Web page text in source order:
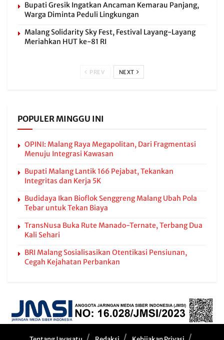
Bupati Gresik Ingatkan Ancaman Kemarau Panjang,
Warga Diminta Peduli Lingkungan
Malang Solidarity Sky Fest, Festival Layang-Layang
Meriahkan HUT ke-81 RI
PREV NEXT
POPULER MINGGU INI
OPINI: Malang Raya Megapolitan, Dari Fragmentasi
Menuju Integrasi Kawasan
Bupati Malang Lantik 166 Pejabat, Tekankan
Integritas dan Kerja 5K
Budidaya Ikan Bioflok Senggreng Malang Ubah Pola
Tebar untuk Tekan Biaya
TransNusa Buka Rute Manado-Ternate, Terbang Dua
Kali Sehari
BRI Malang Sosialisasikan Otentikasi Pensiunan,
Cegah Kejahatan Perbankan